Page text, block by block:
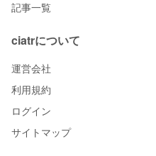
記事一覧
ciatrについて
運営会社
利用規約
ログイン
サイトマップ